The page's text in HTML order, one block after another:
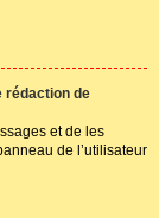
rédaction de
et de les
de l’utilisateur